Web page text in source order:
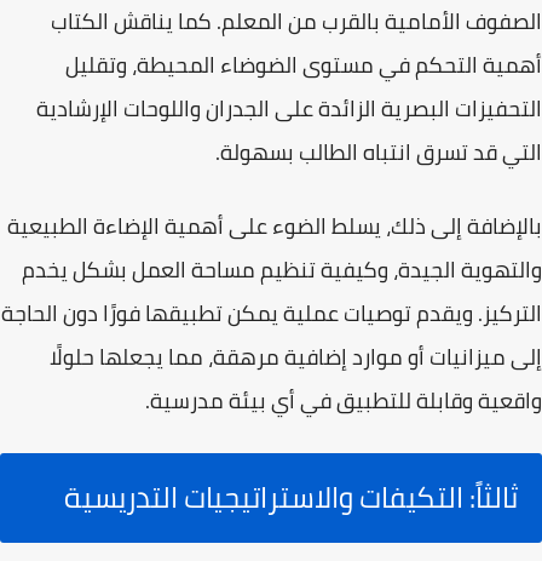
الصفوف الأمامية بالقرب من المعلم. كما يناقش الكتاب
أهمية التحكم في مستوى الضوضاء المحيطة، وتقليل
التحفيزات البصرية الزائدة على الجدران واللوحات الإرشادية
التي قد تسرق انتباه الطالب بسهولة.
بالإضافة إلى ذلك، يسلط الضوء على أهمية الإضاءة الطبيعية
والتهوية الجيدة، وكيفية تنظيم مساحة العمل بشكل يخدم
التركيز. ويقدم توصيات عملية يمكن تطبيقها فورًا دون الحاجة
إلى ميزانيات أو موارد إضافية مرهقة، مما يجعلها حلولًا
واقعية وقابلة للتطبيق في أي بيئة مدرسية.
ثالثاً: التكيفات والاستراتيجيات التدريسية